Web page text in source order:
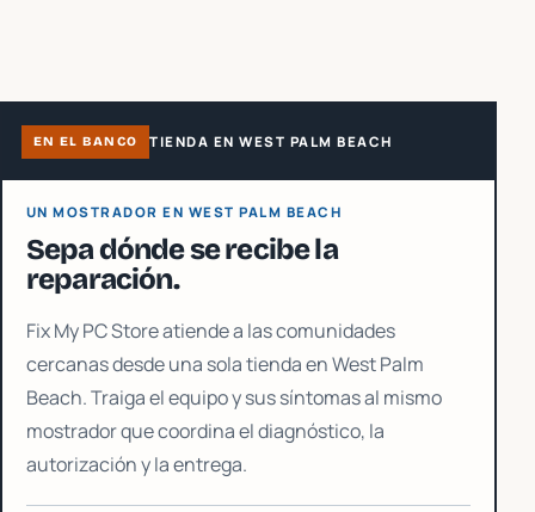
EN EL BANCO TIENDA EN WEST PALM BEACH
UN MOSTRADOR EN WEST PALM BEACH
Sepa dónde se recibe la
reparación.
Fix My PC Store atiende a las comunidades
cercanas desde una sola tienda en West Palm
Beach. Traiga el equipo y sus síntomas al mismo
mostrador que coordina el diagnóstico, la
autorización y la entrega.